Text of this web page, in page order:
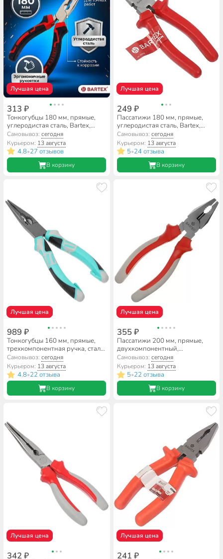
Лучшая цена
313 ₽
Тонкогубцы 180 мм, прямые,
углеродистая сталь, Bartex,
Профи, 909017.1222
Самовывоз:сегодня
Курьером: 13 августа
4.8•27 отзывов
В корзину
Лучшая цена
249 ₽
Пассатижи 180 мм, прямые,
углеродистая сталь, Bartex,
Эконом, 953037.1080
Самовывоз: сегодня
Курьером: 13 августа
5•24 отзыва
В корзину
Лучшая цена
989 ₽
Тонкогубцы 160 мм, прямые,
трехкомпонентная ручка, сталь,
Bartex, Pro Nature Эко, TFLP006
Самовывоз:сегодня
Курьером: 13 августа
4.8•22 отзыва
В корзину
Лучшая цена
355 ₽
Пассатижи 200 мм, прямые,
двухкомпонентный,
углеродистая сталь, Bartex,
Стандарт, 11003RB
Самовывоз: сегодня
Курьером: 13 августа
5•22 отзыва
В корзину
Лучшая цена
342 ₽
Лучшая цена
241 ₽